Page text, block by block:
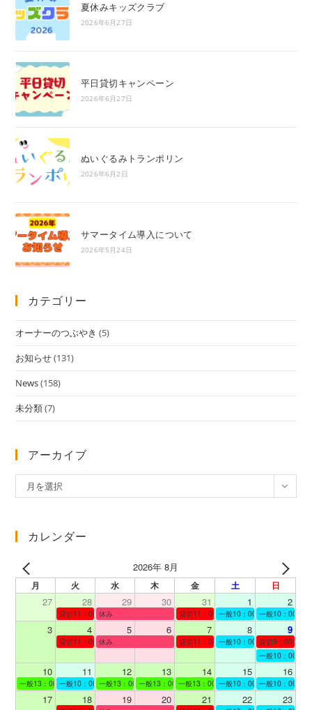
夏休みキッズクラブ
2026年6月27日
平日貸切キャンペーン
2026年6月27日
ぬいぐるみトランポリン
2026年6月2日
サマータイム導入について
2026年5月24日
カテゴリー
オーナーのつぶやき (5)
お知らせ(131)
News(158)
未分類(7)
アーカイブ
ー
イ
月を選択
カレンダー
2026年 8月
月 火 水 木 金 土 日
27 28 29 30 31 1 2
貸切11：00～12：00
休み 貸切11：00～12：00一般10：00～19：00
一般10：00～
3 4 5 6 7 8 9
貸切11：00～12：00
休み 貸切11：00～12：00一般10：00～19：00
貸切9：00～10
一般10：00～
10 11 12 13 14 15 16
一般13：00～19：00一般10：00～19：00一般13：00～19：00一般13：00～19：00一般13：00～19：00一般10：00～19：00
一般10：00～
17 18 19 20 21 22 23